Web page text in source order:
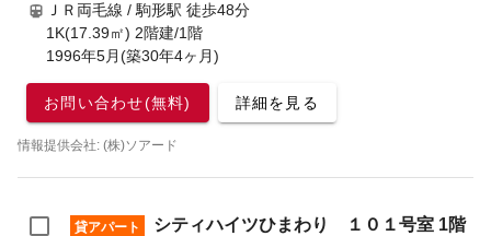
ＪＲ両毛線 / 駒形駅 徒歩48分
1K(17.39㎡) 2階建/1階
1996年5月(築30年4ヶ月)
お問い合わせ(無料) 詳細を見る
情報提供会社: (株)ソアード
貸アパート
シティハイツひまわり １０１号室 1階